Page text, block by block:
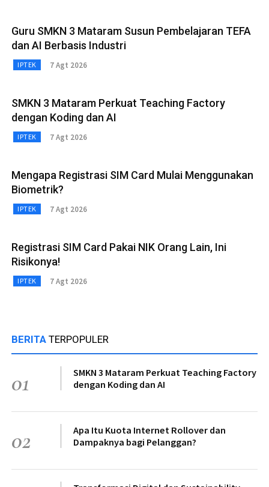
Guru SMKN 3 Mataram Susun Pembelajaran TEFA
dan AI Berbasis Industri
IPTEK 7 Agt 2026
SMKN 3 Mataram Perkuat Teaching Factory
dengan Koding dan AI
IPTEK 7 Agt 2026
Mengapa Registrasi SIM Card Mulai Menggunakan
Biometrik?
IPTEK 7 Agt 2026
Registrasi SIM Card Pakai NIK Orang Lain, Ini
Risikonya!
IPTEK 7 Agt 2026
BERITA TERPOPULER
01
SMKN 3 Mataram Perkuat Teaching Factory
dengan Koding dan AI
02
Apa Itu Kuota Internet Rollover dan
Dampaknya bagi Pelanggan?